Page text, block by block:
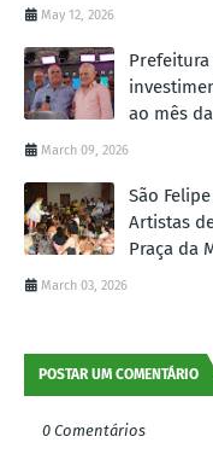
May 12, 2026
ao mês
March 09, 2026
São
Artistas
Praça da
March 03, 2026
POSTAR UM COMENTÁRIO
0 Comentários